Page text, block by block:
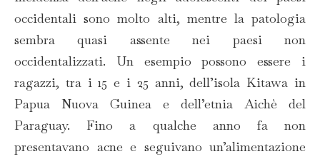
occidentali sono molto alti, mentre la patologia
sembra quasi assente nei paesi non
occidentalizzati. Un esempio possono essere i
ragazzi, tra i 15 e i 25 anni, dell’isola Kitawa in
Papua Nuova Guinea e dell’etnia Aichè del
Paraguay. Fino a qualche anno fa non
presentavano acne e seguivano un’alimentazione